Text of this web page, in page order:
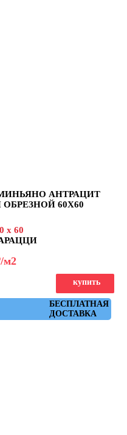
АНТРАЦИТ
60Х60
x 60
/м2
БЕСПЛАТНАЯ
ДОСТАВКА
купить